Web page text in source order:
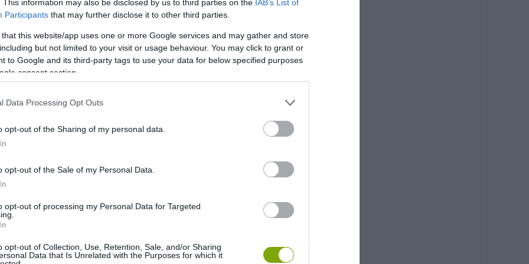
This information may also be disclosed by us to third parties on the IAB’s List of
Participants that may further disclose it to other third parties.
that this website/app uses one or more Google services and may gather and store
but not limited to your visit or usage behaviour. You may click to grant or
to Google and its third-party tags to use your data for below specified purposes
consent section.
Data Processing Opt Outs
opt-out of the Sharing of my personal data.
opt-out of the Sale of my Personal Data.
opt-out of processing my Personal Data for Targeted
opt-out of Collection, Use, Retention, Sale, and/or Sharing
Data that Is Unrelated with the Purposes for which it
újítani a lakást, úgy rémlik.Testművészet-